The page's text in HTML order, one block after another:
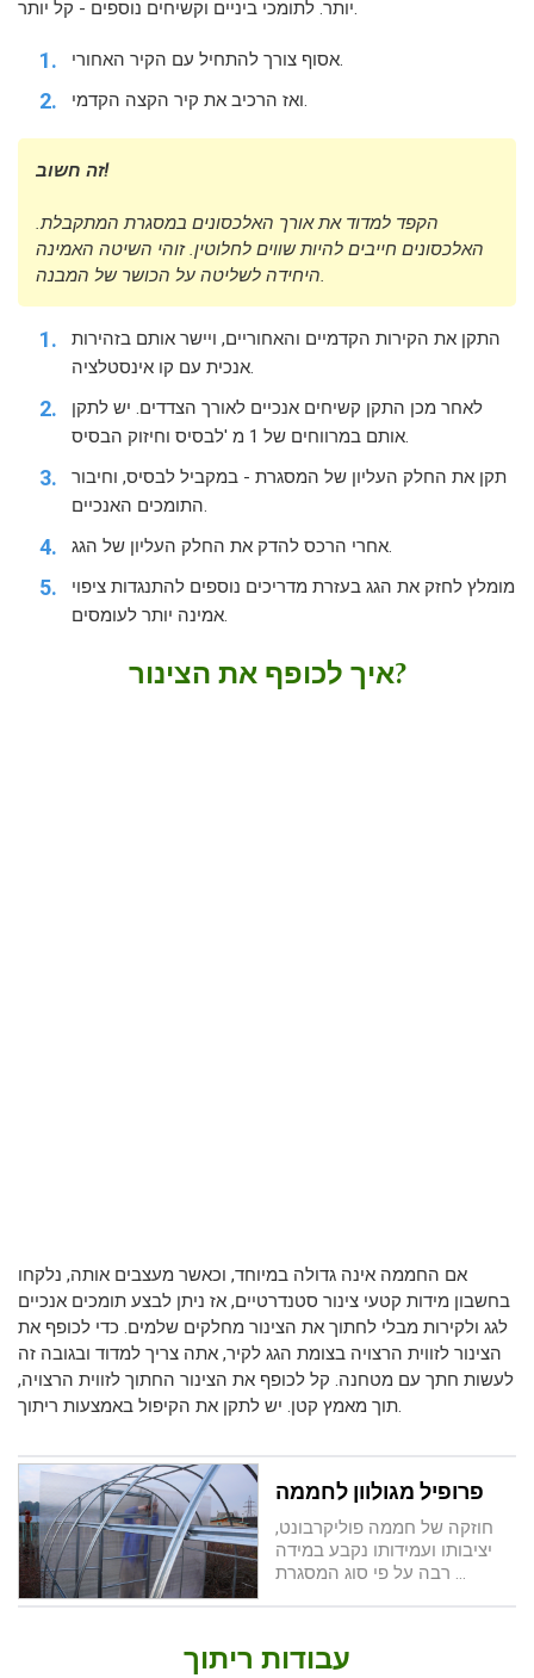
יותר. לתומכי ביניים וקשיחים נוספים - קל יותר.
אסוף צורך להתחיל עם הקיר האחורי.
ואז הרכיב את קיר הקצה הקדמי.
זה חשוב!
הקפד למדוד את אורך האלכסונים במסגרת המתקבלת.
האלכסונים חייבים להיות שווים לחלוטין. זוהי השיטה האמינה
היחידה לשליטה על הכושר של המבנה.
התקן את הקירות הקדמיים והאחוריים, ויישר אותם בזהירות
אנכית עם קו אינסטלציה.
לאחר מכן התקן קשיחים אנכיים לאורך הצדדים. יש לתקן
אותם במרווחים של 1 מ 'לבסיס וחיזוק הבסיס.
תקן את החלק העליון של המסגרת - במקביל לבסיס, וחיבור
התומכים האנכיים.
אחרי הרכס להדק את החלק העליון של הגג.
מומלץ לחזק את הגג בעזרת מדריכים נוספים להתנגדות ציפוי
אמינה יותר לעומסים.
איך לכופף את הצינור?
אם החממה אינה גדולה במיוחד, וכאשר מעצבים אותה, נלקחו
בחשבון מידות קטעי צינור סטנדרטיים, אז ניתן לבצע תומכים אנכיים
לגג ולקירות מבלי לחתוך את הצינור מחלקים שלמים. כדי לכופף את
הצינור לזווית הרצויה בצומת הגג לקיר, אתה צריך למדוד ובגובה זה
לעשות חתך עם מטחנה. קל לכופף את הצינור החתוך לזווית הרצויה,
תוך מאמץ קטן. יש לתקן את הקיפול באמצעות ריתוך.
פרופיל מגולוון לחממה
חוזקה של חממה פוליקרבונט,
יציבותו ועמידותו נקבע במידה
רבה על פי סוג המסגרת ...
עבודות ריתוך